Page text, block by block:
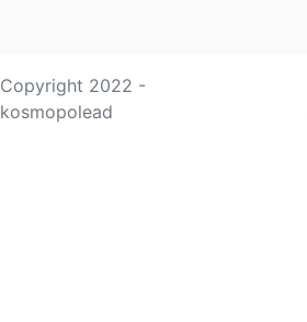
Copyright 2022 -
kosmopolead